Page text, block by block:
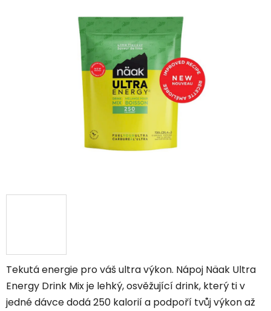
Tekutá energie pro váš ultra výkon. Nápoj Näak Ultra
Energy Drink Mix je lehký, osvěžující drink, který ti v
jedné dávce dodá 250 kalorií a podpoří tvůj výkon až